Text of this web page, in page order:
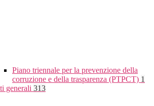
Piano triennale per la prevenzione della
corruzione e della trasparenza (PTPCT) 1
generali 313